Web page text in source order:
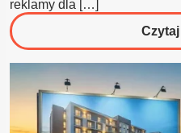
reklamy dla […]